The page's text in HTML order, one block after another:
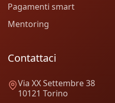
Pagamenti smart
Mentoring
Contattaci
Via XX Settembre 38
10121 Torino